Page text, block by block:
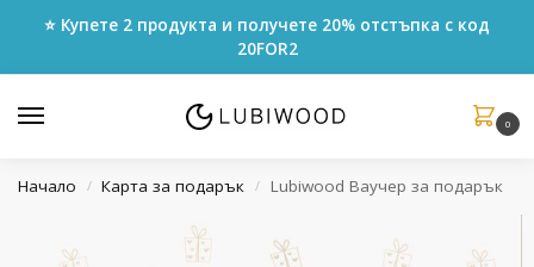
⭐ Купете 2 продукта и получете 20% отстъпка с код
20FOR2
0
Начало / Карта за подарък / Lubiwood Ваучер за подарък